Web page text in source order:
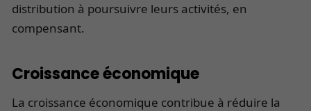
distribution à poursuivre leurs activités, en
compensant.
Croissance économique
La croissance économique contribue à réduire la